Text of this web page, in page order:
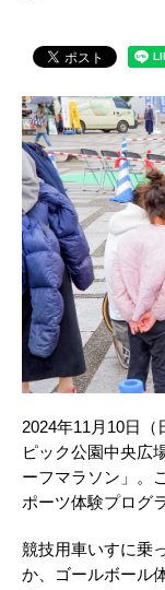
2024年11月10日
ピック公園中央広
ーフマラソン」。
ポーツ体験プログ
競技用車いすに乗
か、ゴールボール